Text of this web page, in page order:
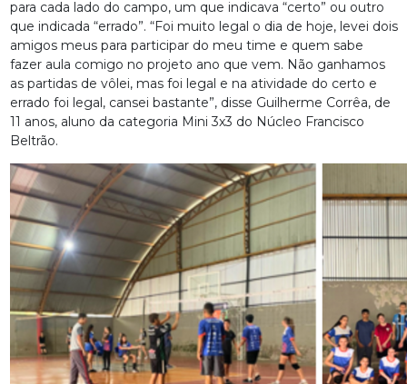
para cada lado do campo, um que indicava “certo” ou outro
que indicada “errado”. “Foi muito legal o dia de hoje, levei dois
amigos meus para participar do meu time e quem sabe
fazer aula comigo no projeto ano que vem. Não ganhamos
as partidas de vôlei, mas foi legal e na atividade do certo e
errado foi legal, cansei bastante”, disse Guilherme Corrêa, de
11 anos, aluno da categoria Mini 3x3 do Núcleo Francisco
Beltrão.